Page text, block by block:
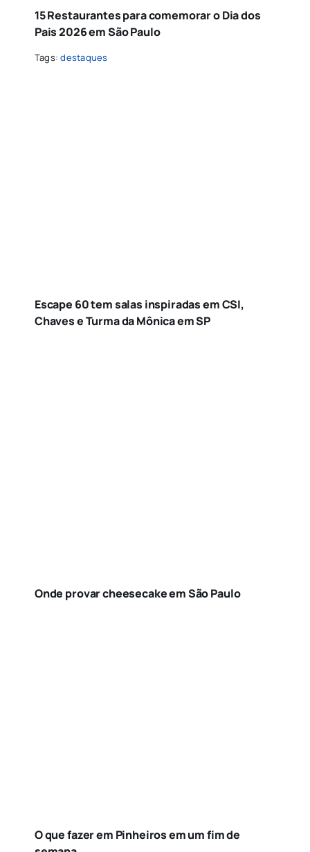
15 Restaurantes para comemorar o Dia dos
Pais 2026 em São Paulo
Tags:destaques
Escape 60 tem salas inspiradas em CSI,
Chaves e Turma da Mônica em SP
Onde provar cheesecake em São Paulo
O que fazer em Pinheiros em um fim de